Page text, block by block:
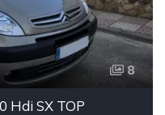
8
Hdi SX TOP